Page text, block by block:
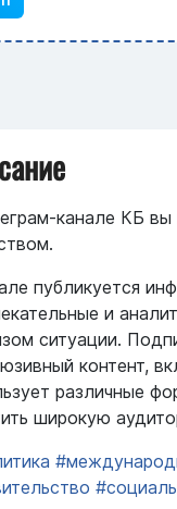
канале КБ вы
публикуется
и
ситуации.
контент,
различные
широкую